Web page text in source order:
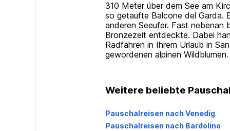
310 Meter über dem See am
so getaufte Balcone del Garda.
anderen Seeufer. Fast nebenan
Bronzezeit entdeckte. Dabei
Radfahren in Ihrem Urlaub in
gewordenen alpinen Wildblumen.
Weitere beliebte
Pauschalreisen nach Venedig
Pauschalreisen nach Bardolino